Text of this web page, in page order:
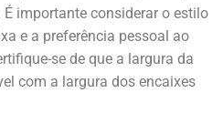
importante considerar o estilo
e a preferência pessoal ao
se de que a largura da
com a largura dos encaixes